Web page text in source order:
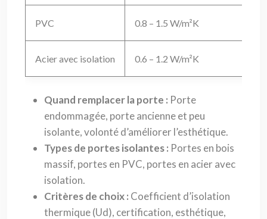
PVC 0.8 – 1.5 W/m²K
Acier avec isolation 0.6 – 1.2 W/m²K
Quand remplacer la porte : Porte
endommagée, porte ancienne et peu
isolante, volonté d’améliorer l’esthétique.
Types de portes isolantes : Portes en bois
massif, portes en PVC, portes en acier avec
isolation.
Critères de choix : Coefficient d’isolation
thermique (Ud), certification, esthétique,